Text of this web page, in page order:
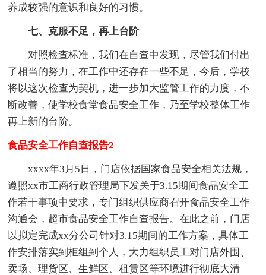
养成较强的意识和良好的习惯。
七、克服不足，再上台阶
对照检查标准，我们在自查中发现，尽管我们付出
了相当的努力，在工作中还存在一些不足，今后，学校
将以这次检查为契机，进一步加大监管工作的力度，不
断改善，使学校食堂食品安全工作，乃至学校整体工作
再上新的台阶。
食品安全工作自查报告2
xxxx年3月5日，门店依据国家食品安全相关法规，
遵照xx市工商行政管理局下发关于3.15期间食品安全工
作若干事项中要求，专门组织供应商召开食品安全工作
沟通会，超市食品安全工作自查报告。在此之前，门店
以拟定完成xx分公司针对3.15期间的工作方案，具体工
作安排落实到柜组到个人，大力组织员工对门店外围、
卖场、理货区、生鲜区、租赁区等环境进行彻底大清